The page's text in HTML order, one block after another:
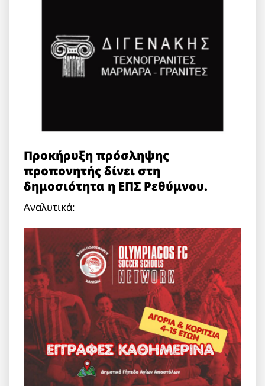
Προκήρυξη πρόσληψης
προπονητής δίνει στη
δημοσιότητα η ΕΠΣ Ρεθύμνου.
Αναλυτικά: